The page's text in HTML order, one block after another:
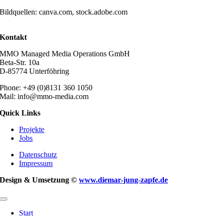
Bildquellen: canva.com, stock.adobe.com
Kontakt
MMO Managed Media Operations GmbH
Beta-Str. 10a
D-85774 Unterföhring
Phone: +49 (0)8131 360 1050
Mail: info@mmo-media.com
Quick Links
Projekte
Jobs
Datenschutz
Impressum
Design & Umsetzung ©www.diemar-jung-zapfe.de
Toggle
Navigation
Start